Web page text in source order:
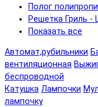
Полог
Решетка Гриль -
Показать все
Автомат,рубильники
вентиляционная
беспроводной
Катушка Лампочки
лампочку